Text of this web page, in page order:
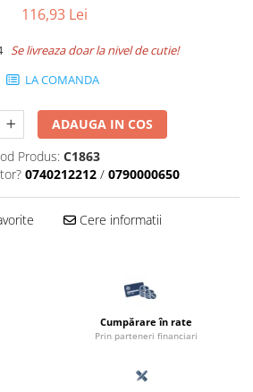
116,93 Lei
Se livreaza doar la nivel de cutie!
LA COMANDA
ADAUGA IN COS
Produs: C1863
0740212212 / 0790000650
Cere informatii
Cumpărare în rate
Prin parteneri financiari